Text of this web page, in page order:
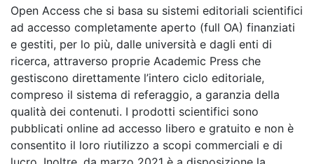
Open Access che si basa su sistemi editoriali scientifici
ad accesso completamente aperto (full OA) finanziati
e gestiti, per lo più, dalle università e dagli enti di
ricerca, attraverso proprie Academic Press che
gestiscono direttamente l’intero ciclo editoriale,
compreso il sistema di referaggio, a garanzia della
qualità dei contenuti. I prodotti scientifici sono
pubblicati online ad accesso libero e gratuito e non è
consentito il loro riutilizzo a scopi commerciali e di